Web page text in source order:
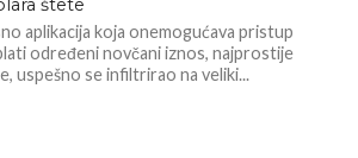
štete
aplikacija koja onemogućava pristup
određeni novčani iznos, najprostije
uspešno se infiltrirao na veliki...